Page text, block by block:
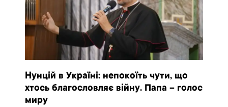
Нунцій в Україні: непокоїть чути, що
хтось благословляє війну. Папа – голос
миру